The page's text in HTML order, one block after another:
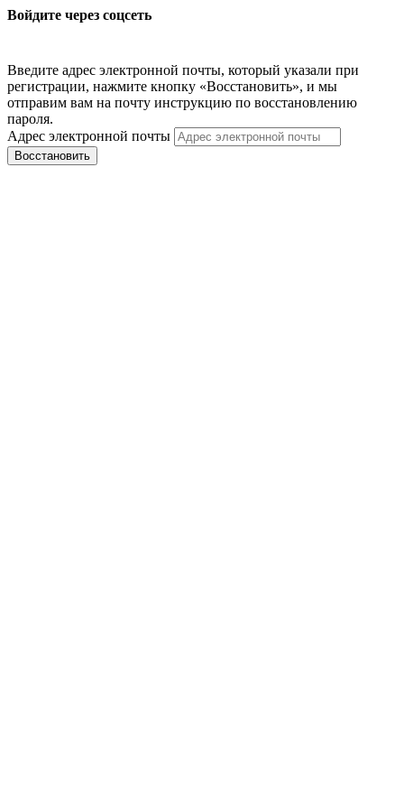
Войдите через соцсеть
Введите адрес электронной почты, который указали при
регистрации, нажмите кнопку «Восстановить», и мы
отправим вам на почту инструкцию по восстановлению
пароля.
Адрес электронной почты